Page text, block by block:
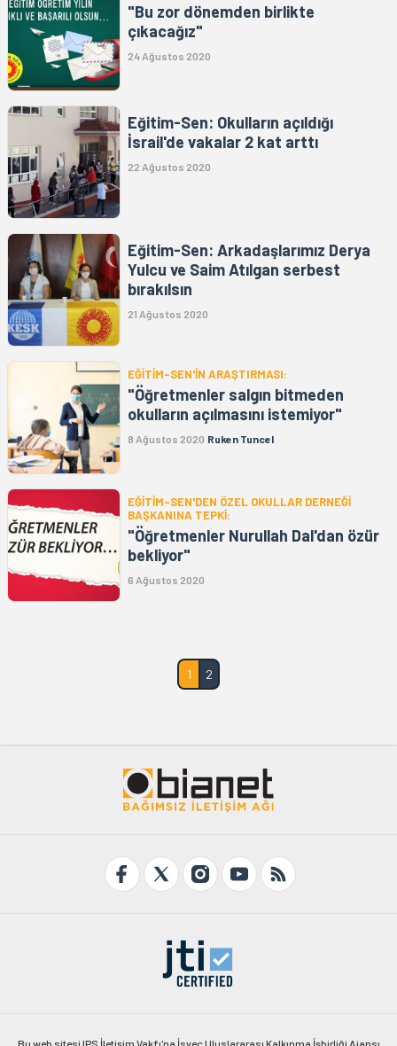
"Bu zor dönemden birlikte
çıkacağız"
24 Ağustos 2020
Eğitim-Sen: Okulların açıldığı
İsrail'de vakalar 2 kat arttı
22 Ağustos 2020
Eğitim-Sen: Arkadaşlarımız Derya
Yulcu ve Saim Atılgan serbest
bırakılsın
21 Ağustos 2020
EĞİTİM-SEN'İN ARAŞTIRMASI:
"Öğretmenler salgın bitmeden
okulların açılmasını istemiyor"
8 Ağustos 2020 Ruken Tuncel
EĞİTİM-SEN'DEN ÖZEL OKULLAR DERNEĞİ
BAŞKANINA TEPKİ:
"Öğretmenler Nurullah Dal'dan özür
bekliyor"
6 Ağustos 2020
1 2
Bu web sitesi IPS İletişim Vakfı'na İsveç Uluslararası Kalkınma İşbirliği Ajansı